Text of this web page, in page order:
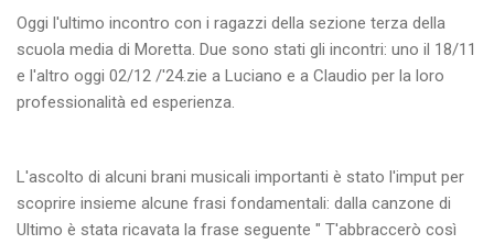
Oggi l'ultimo incontro con i ragazzi della sezione terza della
scuola media di Moretta. Due sono stati gli incontri: uno il 18/11
e l'altro oggi 02/12 /'24.zie a Luciano e a Claudio per la loro
professionalità ed esperienza.
L'ascolto di alcuni brani musicali importanti è stato l'imput per
scoprire insieme alcune frasi fondamentali: dalla canzone di
Ultimo è stata ricavata la frase seguente " T'abbraccerò così